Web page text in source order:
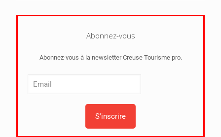
Abonnez-vous
Abonnez-vous à la newsletter Creuse Tourisme pro.